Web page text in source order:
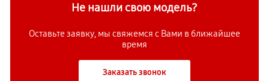
Не нашли свою модель?
Оставьте заявку, мы свяжемся с Вами в ближайшее
время
Заказать звонок